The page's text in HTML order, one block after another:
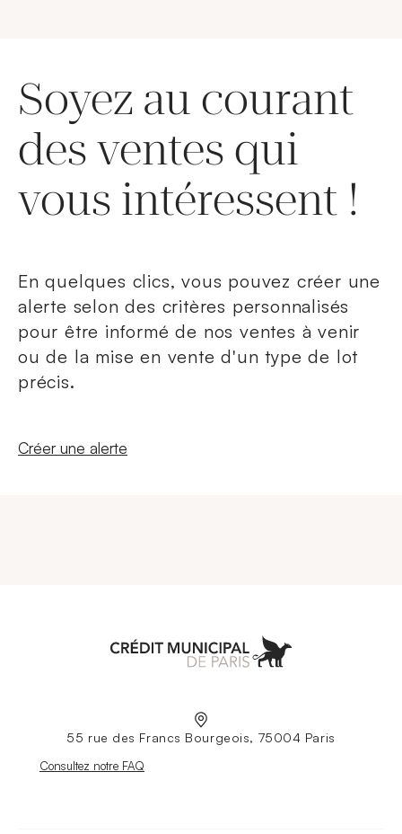
Soyez au courant
des ventes qui
vous intéressent !
En quelques clics, vous pouvez créer une
alerte selon des critères personnalisés
pour être informé de nos ventes à venir
ou de la mise en vente d'un type de lot
précis.
Nouvelle fenêtre
Créer une alerte
55 rue des Francs Bourgeois, 75004 Paris
Nouvelle fenêtre
Consultez notre FAQ